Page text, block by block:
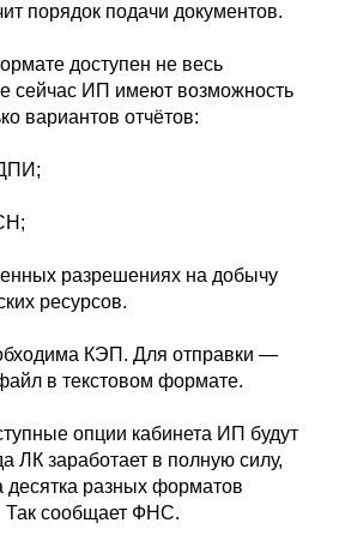
порядок подачи документов.
доступен не весь
сейчас ИП имеют возможность
вариантов отчётов:
разрешениях на добычу
ресурсов.
КЭП. Для отправки —
в текстовом формате.
опции кабинета ИП будут
ЛК заработает в полную силу,
десятка разных форматов
Так сообщает ФНС.